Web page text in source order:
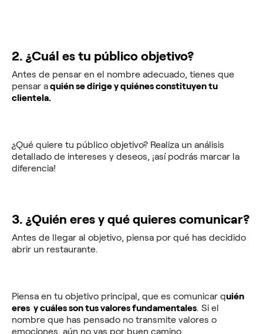
2. ¿Cuál es tu público objetivo?
Antes de pensar en el nombre adecuado, tienes que
pensar aquién se dirige y quiénes constituyen tu
clientela.
¿Qué quiere tu público objetivo? Realiza un análisis
detallado de intereses y deseos, ¡así podrás marcar la
diferencia!
3. ¿Quién eres y qué quieres comunicar?
Antes de llegar al objetivo, piensa por qué has decidido
abrir un restaurante.
Piensa en tu objetivo principal, que es comunicar quién
eres y cuáles son tus valores fundamentales. Si el
nombre que has pensado no transmite valores o
emociones, aún no vas por buen camino.